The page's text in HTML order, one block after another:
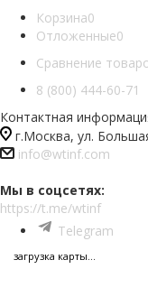
Корзина0
Отложенные0
Сравнение
8 (800) 444-60-71
Контактная
г.Москва, ул.
info@wtinf.com
Мы в соцсетях:
https://t.me/wtinf
Telegram
загрузка карты...